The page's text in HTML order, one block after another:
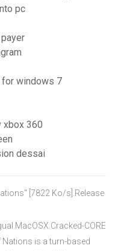
pc
for windows 7
xbox 360
dessai
[7822 Ko/s].Release
CORE
Nations is a turn-based